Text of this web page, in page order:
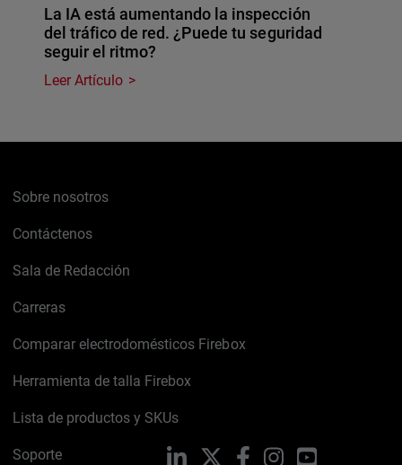
La IA está aumentando la inspección
del tráfico de red. ¿Puede tu seguridad
seguir el ritmo?
Leer Artículo
Sobre nosotros
Contáctenos
Sala de Redacción
Carreras
Comparar electrodomésticos Firebox
Herramienta de talla Firebox
Lista de productos y SKUs
Soporte LinkedIn FacebookInstagramYouTube